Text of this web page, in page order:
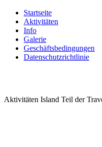
Startseite
Aktivitäten
Info
Galerie
Geschäftsbedingungen
Datenschutzrichtlinie
Aktivitäten Island Teil der